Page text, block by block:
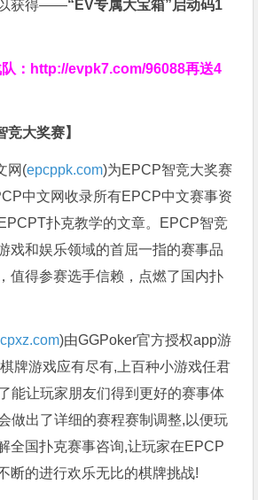
以获得——“EV专属大宝箱”启动码1
： http://evpk7.com/96088再送4
竞大奖赛】
网(epcppk.com)为EPCP智竞大奖赛
中文网收录所有EPCP中文赛事资
扑克教学的文章。EPCP智竞
戏和娱乐领域的首屈一指的赛事品
值得参赛选手信赖，点燃了国内扑
)由GGPoker官方授权app游
牌游戏应有尽有,上百种小游戏任君
能让玩家朋友们得到更好的赛事体
做出了详细的赛程赛制调整,以便玩
全国扑克赛事咨询,让玩家在EPCP
断的进行欢乐无比的棋牌挑战!